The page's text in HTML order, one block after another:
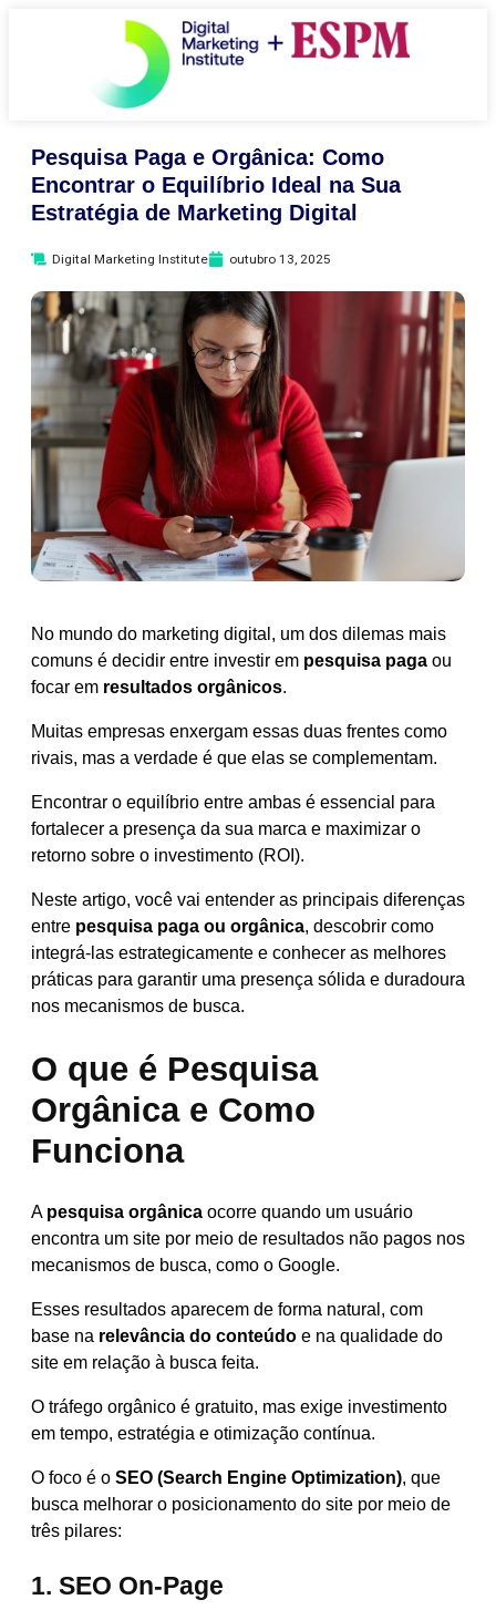
Pesquisa Paga e Orgânica: Como
Encontrar o Equilíbrio Ideal na Sua
Estratégia de Marketing Digital
Digital Marketing Institute outubro 13, 2025
No mundo do marketing digital, um dos dilemas mais
comuns é decidir entre investir em pesquisa paga ou
focar em resultados orgânicos.
Muitas empresas enxergam essas duas frentes como
rivais, mas a verdade é que elas se complementam.
Encontrar o equilíbrio entre ambas é essencial para
fortalecer a presença da sua marca e maximizar o
retorno sobre o investimento (ROI).
Neste artigo, você vai entender as principais diferenças
entre pesquisa paga ou orgânica, descobrir como
integrá-las estrategicamente e conhecer as melhores
práticas para garantir uma presença sólida e duradoura
nos mecanismos de busca.
O que é Pesquisa
Orgânica e Como
Funciona
A pesquisa orgânica ocorre quando um usuário
encontra um site por meio de resultados não pagos nos
mecanismos de busca, como o Google.
Esses resultados aparecem de forma natural, com
base na relevância do conteúdo e na qualidade do
site em relação à busca feita.
O tráfego orgânico é gratuito, mas exige investimento
em tempo, estratégia e otimização contínua.
O foco é o SEO (Search Engine Optimization), que
busca melhorar o posicionamento do site por meio de
três pilares:
1. SEO On-Page